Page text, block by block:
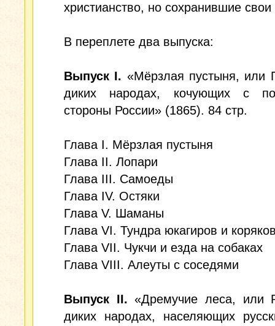
христианство, но сохранившие
В переплете два выпуска:
Выпуск I. «Мёрзлая пустыня, или
диких народах, кочующих с
стороны России» (1865). 84 стр.
Глава I. Мёрзлая пустыня
Глава II. Лопари
Глава III. Самоеды
Глава IV. Остяки
Глава V. Шаманы
Глава VI. Тундра юкагиров и
Глава VII. Чукчи и езда на собаках
Глава VIII. Алеуты с соседями
Выпуск II. «Дремучие леса, или
диких народах, населяющих